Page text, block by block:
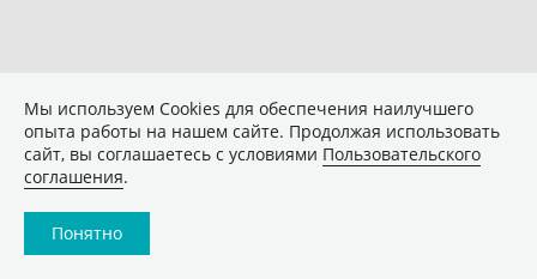
Мы используем Сookies для обеспечения наилучшего
опыта работы на нашем сайте. Продолжая использовать
сайт, вы соглашаетесь с условиями Пользовательского
соглашения.
Понятно